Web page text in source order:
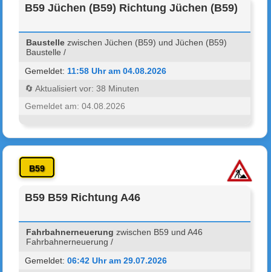
B59 Jüchen (B59) Richtung Jüchen (B59)
Baustelle zwischen Jüchen (B59) und Jüchen (B59)
Baustelle /
Gemeldet: 11:58 Uhr am 04.08.2026
🔄 Aktualisiert vor: 38 Minuten
Gemeldet am: 04.08.2026
B59
B59 B59 Richtung A46
Fahrbahnerneuerung zwischen B59 und A46
Fahrbahnerneuerung /
Gemeldet:06:42 Uhr am 29.07.2026